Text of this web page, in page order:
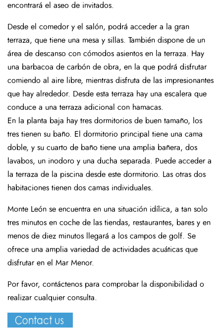
encontrará el aseo de invitados.
Desde el comedor y el salón, podrá acceder a la gran
terraza, que tiene una mesa y sillas. También dispone de un
área de descanso con cómodos asientos en la terraza. Hay
una barbacoa de carbón de obra, en la que podrá disfrutar
comiendo al aire libre, mientras disfruta de las impresionantes
que hay alrededor. Desde esta terraza hay una escalera que
conduce a una terraza adicional con hamacas.
En la planta baja hay tres dormitorios de buen tamaño, los
tres tienen su baño. El dormitorio principal tiene una cama
doble, y su cuarto de baño tiene una amplia bañera, dos
lavabos, un inodoro y una ducha separada. Puede acceder a
la terraza de la piscina desde este dormitorio. Las otras dos
habitaciones tienen dos camas individuales.
Monte León se encuentra en una situación idílica, a tan solo
tres minutos en coche de las tiendas, restaurantes, bares y en
menos de diez minutos llegará a los campos de golf. Se
ofrece una amplia variedad de actividades acuáticas que
disfrutar en el Mar Menor.
Por favor, contáctenos para comprobar la disponibilidad o
realizar cualquier consulta.